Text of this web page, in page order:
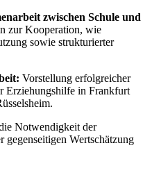
zwischen Schule und
zur Kooperation, wie
sowie strukturierter
Vorstellung erfolgreicher
Erziehungshilfe in Frankfurt
Notwendigkeit der
Wertschätzung